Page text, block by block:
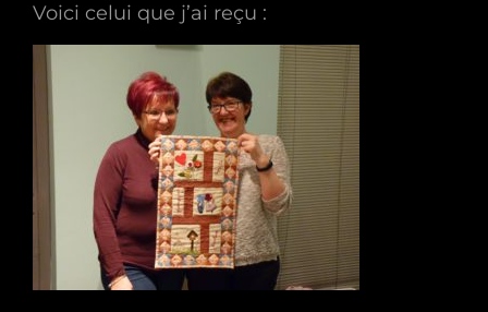
Voici celui que j’ai reçu :